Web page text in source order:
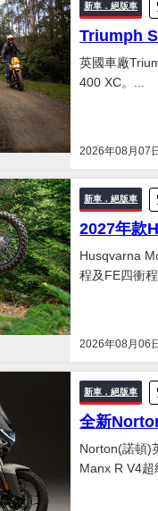
新車．絕版車
Triumph
2026年08月07日
英國車廠
400 XC。...
新車．絕版車
2027年款
2026年08月06日
Husqvarna
程及FE四衝
新車．絕版車
全新
Norton(諾頓)
Manx R V4